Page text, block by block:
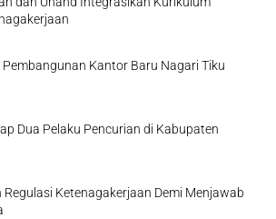
Kantor Baru Nagari Tiku
Dua Pelaku Pencurian di Kabupaten
Regulasi Ketenagakerjaan Demi Menjawab